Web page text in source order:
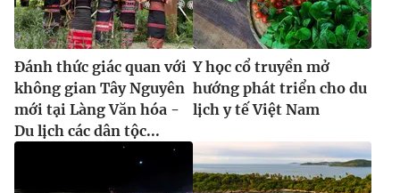
Đánh thức giác quan với
không gian Tây Nguyên
mới tại Làng Văn hóa -
Du lịch các dân tộc...
Y học cổ truyền mở
hướng phát triển cho du
lịch y tế Việt Nam